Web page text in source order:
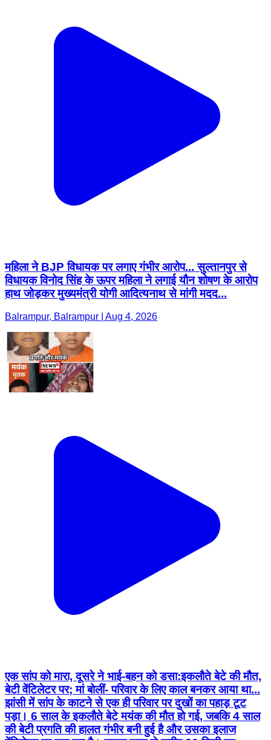
महिला ने BJP विधायक पर लगाए गंभीर आरोप... सुल्तानपुर से
विधायक विनोद सिंह के ऊपर महिला ने लगाई यौन शोषण के आरोप
हाथ जोड़कर मुख्यमंत्री योगी आदित्यनाथ से मांगी मदद...
Balrampur, Balrampur | Aug 4, 2026
एक सांप को मारा, दूसरे ने भाई-बहन को डसा:इकलौते बेटे की मौत,
बेटी वेंटिलेटर पर; मां बोलीं- परिवार के लिए काल बनकर आया था...
झांसी में सांप के काटने से एक ही परिवार पर दुखों का पहाड़ टूट
पड़ा। 6 साल के इकलौते बेटे मयंक की मौत हो गई, जबकि 4 साल
की बेटी प्रगति की हालत गंभीर बनी हुई है और उसका इलाज